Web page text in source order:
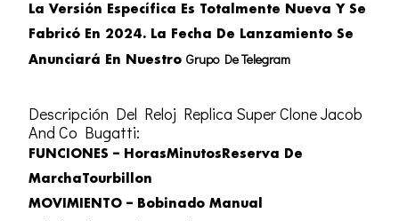
La Versión Específica Es Totalmente Nueva Y Se
Fabricó En 2024. La Fecha De Lanzamiento Se
Anunciará En Nuestro Grupo De Telegram
Descripción Del Reloj Replica Super Clone Jacob
And Co Bugatti:
FUNCIONES – HorasMinutosReserva De
MarchaTourbillon
MOVIMIENTO – Bobinado Manual